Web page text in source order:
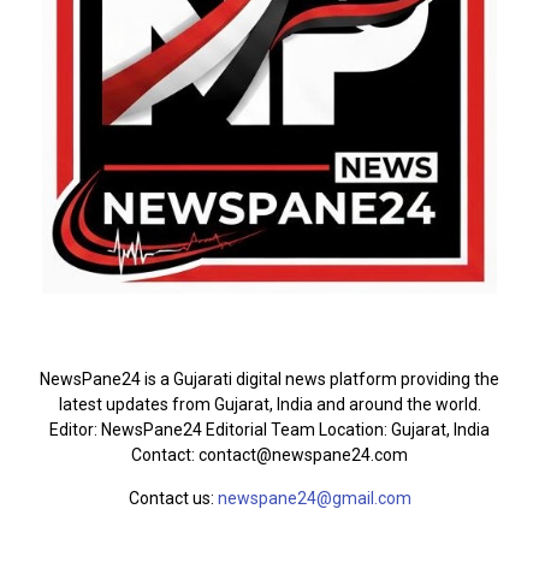
NewsPane24 is a Gujarati digital news platform providing the
latest updates from Gujarat, India and around the world.
Editor: NewsPane24 Editorial Team Location: Gujarat, India
Contact: contact@newspane24.com
Contact us: newspane24@gmail.com